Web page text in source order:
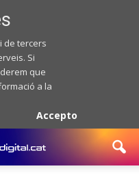
de tercers
Si
que
a la
Accepto